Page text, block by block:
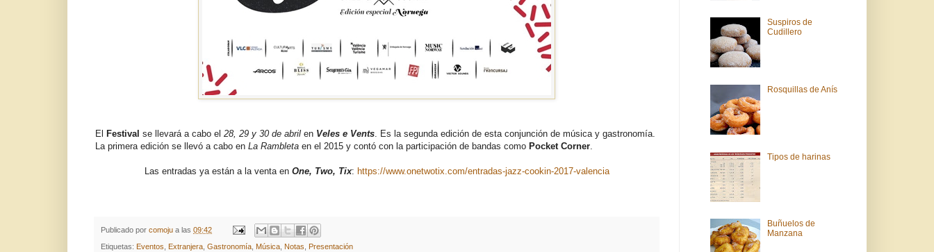
El Festival se llevará a cabo el 28, 29 y 30 de abril en Veles e Vents . Es la segunda edición de esta conjunción de música y gastronomía.
La primera edición se llevó a cabo en La Rambleta en el 2015 y contó con la participación de bandas como Pocket Corner
Las entradas ya están a la venta en One, Two, Tix: https://www.onetwotix.com/entradas-jazz-cookin-2017-valencia
Publicado por comoju a las 09:42
Etiquetas: Eventos Extranjera Gastronomía Música Notas Presentación
Suspiros de
Cudillero
Rosquillas de Anís
Tipos de harinas
Buñuelos de
Manzana